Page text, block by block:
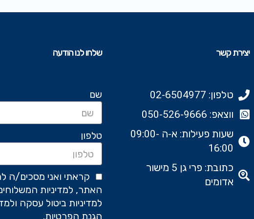
יצירת קשר
טלפון: 02-6504977
ווצאפ: 050-526-9666‬
שעות פעילות: א-ה 09:00-
16:00
כתובת: פרי גן 5 מישור
אדומים
שלחו לנו הודעה
שם
טלפון
קראתי ואני מסכים/ה
האתר, למדיניות
למדיניות ביטול עסקה
הגנת הפרטיות.